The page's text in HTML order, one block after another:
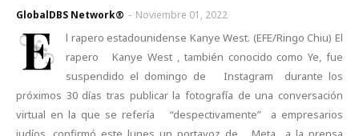
GlobalDBS Network® - Noviembre 01, 2022
E
l rapero estadounidense Kanye West. (EFE/Ringo Chiu) El
rapero Kanye West , también conocido como Ye, fue
suspendido el domingo de Instagram durante los
próximos 30 días tras publicar la fotografía de una conversación
virtual en la que se refería “despectivamente” a empresarios